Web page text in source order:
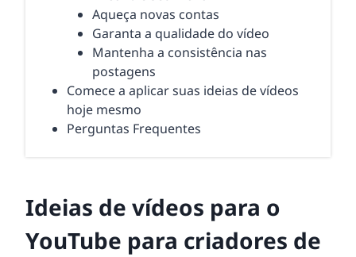
Aqueça novas contas
Garanta a qualidade do vídeo
Mantenha a consistência nas
postagens
Comece a aplicar suas ideias de vídeos
hoje mesmo
Perguntas Frequentes
Ideias de vídeos para o
YouTube para criadores de